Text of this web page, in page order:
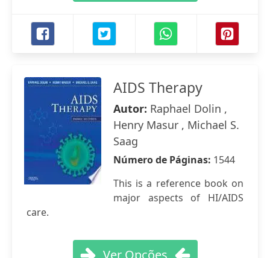
AIDS Therapy
Autor: Raphael Dolin ,
Henry Masur , Michael S.
Saag
Número de Páginas: 1544
This is a reference book on
major aspects of HI/AIDS
care.
Ver Opções